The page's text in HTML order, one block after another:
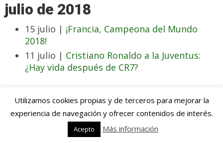
julio de 2018
15 julio | ¡Francia, Campeona del Mundo
2018!
11 julio | Cristiano Ronaldo a la Juventus:
¿Hay vida después de CR7?
junio de 2018
19 junio |Sergej Milinkovic-Savic, el crack en
ciernes por el que todos suspiran
Utilizamos cookies propias y de terceros para mejorar la
experiencia de navegación y ofrecer contenidos de interés.
Acepto Más información